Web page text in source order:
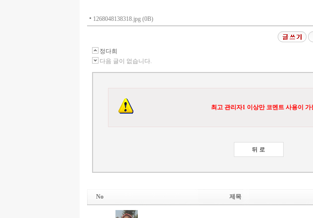
1268048138318.jpg (0B)
정다희
다음 글이 없습니다.
최고 관리자1 이상만 코멘트 사용이 가
No
제목